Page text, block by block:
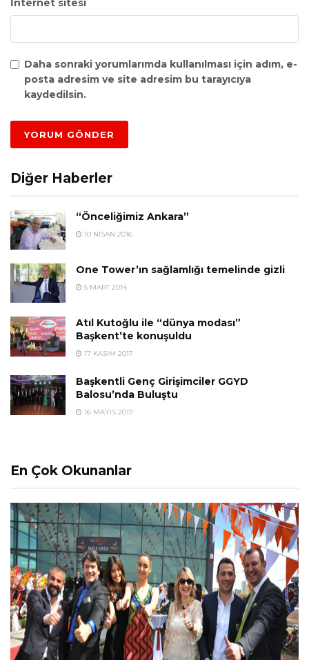
İnternet sitesi
Daha sonraki yorumlarımda kullanılması için adım, e-
posta adresim ve site adresim bu tarayıcıya
kaydedilsin.
Diğer Haberler
“Önceliğimiz Ankara”
10 NISAN 2016
One Tower’ın sağlamlığı temelinde gizli
5 MART 2014
Atıl Kutoğlu ile “dünya modası”
Başkent’te konuşuldu
17 KASIM 2017
Başkentli Genç Girişimciler GGYD
Balosu’nda Buluştu
16 MAYIS 2017
En Çok Okunanlar